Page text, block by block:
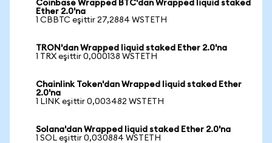
Coinbase Wrapped BTC'dan Wrapped liquid staked
Ether 2.0'na
1 CBBTC eşittir 27,2884 WSTETH
TRON'dan Wrapped liquid staked Ether 2.0'na
1 TRX eşittir 0,000138 WSTETH
Chainlink Token'dan Wrapped liquid staked Ether
2.0'na
1 LINK eşittir 0,003482 WSTETH
Solana'dan Wrapped liquid staked Ether 2.0'na
1 SOL eşittir 0,030884 WSTETH